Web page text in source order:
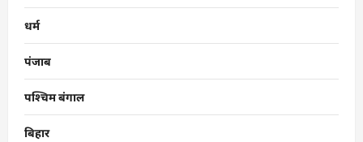
धर्म
पंजाब
पश्चिम बंगाल
बिहार